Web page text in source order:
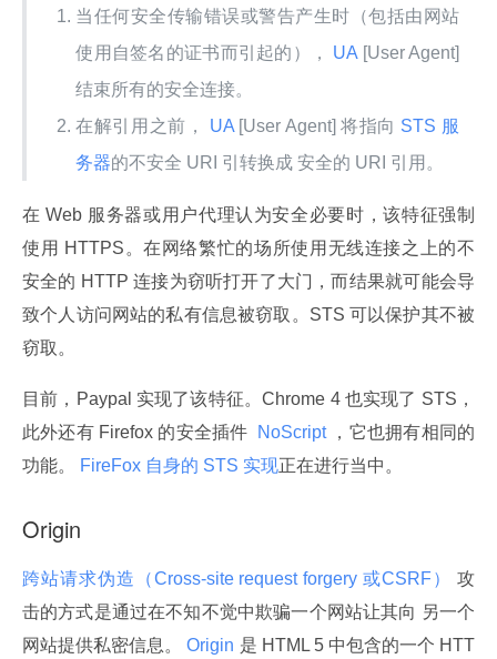
当任何安全传输错误或警告产生时（包括由网站
使用自签名的证书而引起的），
UA [User Agent]
结束所有的安全连接。
在解引用之前，
UA [User Agent] 将指向 STS 服
务器的不安全 URI 引转换成 安全的 URI 引用。
在 Web 服务器或用户代理认为安全必要时，该特征强制
使用 HTTPS。在网络繁忙的场所使用无线连接之上的不
安全的 HTTP 连接为窃听打开了大门，而结果就可能会导
致个人访问网站的私有信息被窃取。STS 可以保护其不被
窃取。
目前，Paypal 实现了该特征。Chrome 4 也实现了 STS，
此外还有 Firefox 的安全插件
NoScript ，它也拥有相同的
功能。
FireFox 自身的 STS 实现正在进行当中。
Origin
跨站请求伪造（Cross-site request forgery 或CSRF）
攻
击的方式是通过在不知不觉中欺骗一个网站让其向 另一个
网站提供私密信息。
Origin 是 HTML 5 中包含的一个 HTT